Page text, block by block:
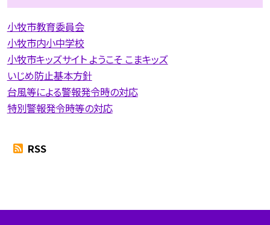
小牧市教育委員会
小牧市内小中学校
小牧市キッズサイト ようこそ こまキッズ
いじめ防止基本方針
台風等による警報発令時の対応
特別警報発令時等の対応
RSS